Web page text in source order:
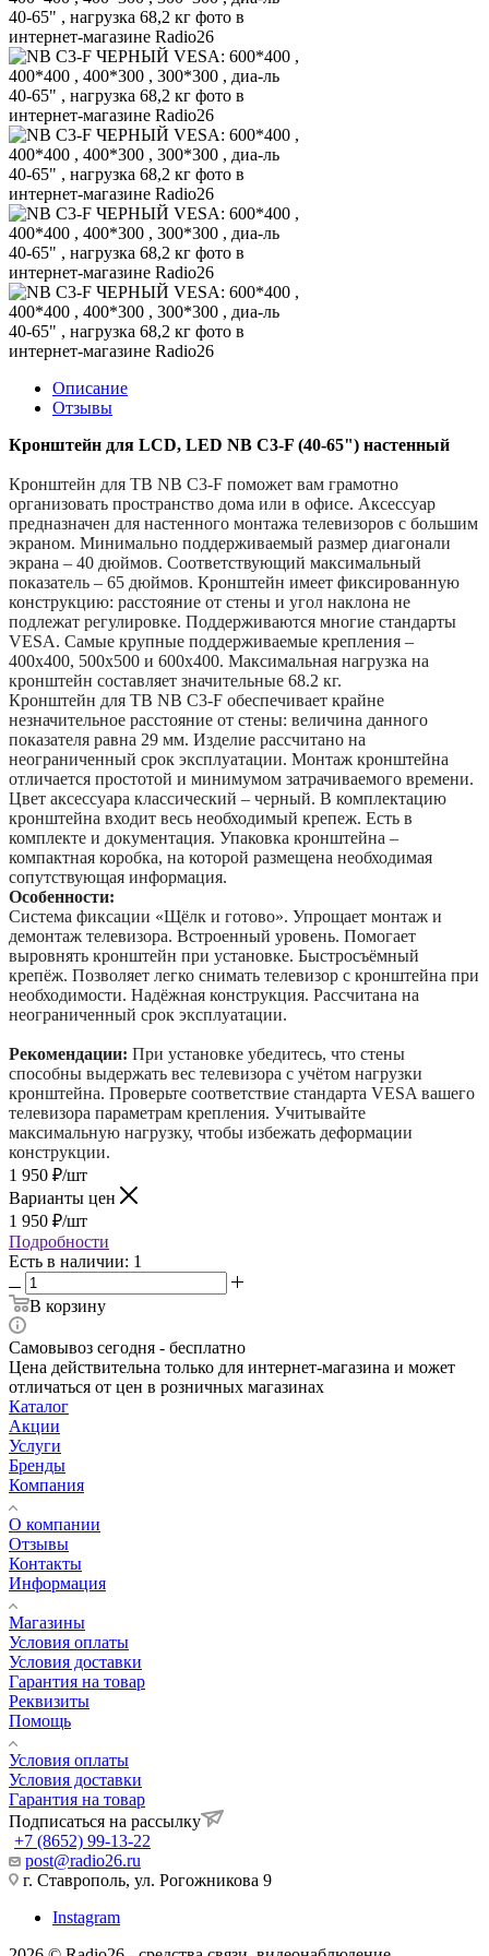
Описание
Отзывы
Кронштейн для LCD, LED NB C3-F (40-65") настенный
Кронштейн для ТВ NB C3-F поможет вам грамотно
организовать пространство дома или в офисе. Аксессуар
предназначен для настенного монтажа телевизоров с большим
экраном. Минимально поддерживаемый размер диагонали
экрана – 40 дюймов. Соответствующий максимальный
показатель – 65 дюймов. Кронштейн имеет фиксированную
конструкцию: расстояние от стены и угол наклона не
подлежат регулировке. Поддерживаются многие стандарты
VESA. Самые крупные поддерживаемые крепления –
400x400, 500x500 и 600x400. Максимальная нагрузка на
кронштейн составляет значительные 68.2 кг.
Кронштейн для ТВ NB C3-F обеспечивает крайне
незначительное расстояние от стены: величина данного
показателя равна 29 мм. Изделие рассчитано на
неограниченный срок эксплуатации. Монтаж кронштейна
отличается простотой и минимумом затрачиваемого времени.
Цвет аксессуара классический – черный. В комплектацию
кронштейна входит весь необходимый крепеж. Есть в
комплекте и документация. Упаковка кронштейна –
компактная коробка, на которой размещена необходимая
сопутствующая информация.
Особенности:
Система фиксации «Щёлк и готово». Упрощает монтаж и
демонтаж телевизора. Встроенный уровень. Помогает
выровнять кронштейн при установке. Быстросъёмный
крепёж. Позволяет легко снимать телевизор с кронштейна при
необходимости. Надёжная конструкция. Рассчитана на
неограниченный срок эксплуатации.
Рекомендации: При установке убедитесь, что стены
способны выдержать вес телевизора с учётом нагрузки
кронштейна. Проверьте соответствие стандарта VESA вашего
телевизора параметрам крепления. Учитывайте
максимальную нагрузку, чтобы избежать деформации
конструкции.
1 950 ₽/шт
Варианты цен
1 950 ₽/шт
Подробности
Есть в наличии: 1
В корзину
Самовывоз сегодня - бесплатно
Цена действительна только для интернет-магазина и может
отличаться от цен в розничных магазинах
Каталог
Акции
Услуги
Бренды
Компания
О компании
Отзывы
Контакты
Информация
Магазины
Условия оплаты
Условия доставки
Гарантия на товар
Реквизиты
Помощь
Условия оплаты
Условия доставки
Гарантия на товар
Подписаться на рассылку
+7 (8652) 99-13-22
post@radio26.ru
г. Ставрополь, ул. Рогожникова 9
Instagram